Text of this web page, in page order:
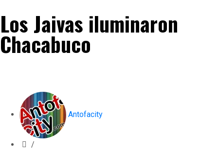
Los Jaivas iluminaron
Chacabuco
Antofacity
/